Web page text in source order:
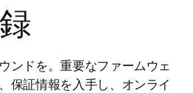
ンドを。重要なファームウェ
保証情報を入手し、オンライ